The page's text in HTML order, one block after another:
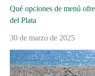
Qué opciones de menú
del Plata
30 de marzo de 2025